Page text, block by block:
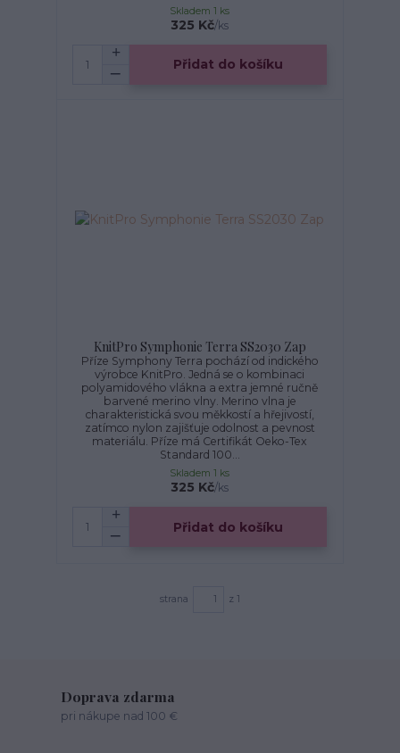
325 Kč/ks
Skladem 1 ks
Přidat do košíku
KnitPro Symphonie Terra SS2030 Zap
Příze Symphony Terra pochází od indického
výrobce KnitPro. Jedná se o kombinaci
polyamidového vlákna a extra jemné ručně
barvené merino vlny. Merino vlna je
charakteristická svou měkkostí a hřejivostí,
zatímco nylon zajišťuje odolnost a pevnost
materiálu. Příze má Certifikát Oeko-Tex
Standard 100...
325 Kč/ks
Skladem 1 ks
Přidat do košíku
strana z 1
Doprava zdarma
pri nákupe nad 100 €